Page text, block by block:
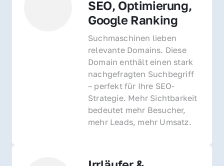
SEO, Optimierung,
Google Ranking
Suchmaschinen lieben
relevante Domains. Diese
Domain enthält einen stark
nachgefragten Suchbegriff
– perfekt für Ihre SEO-
Strategie. Mehr Sichtbarkeit
bedeutet mehr Besucher,
mehr Leads, mehr Umsatz.